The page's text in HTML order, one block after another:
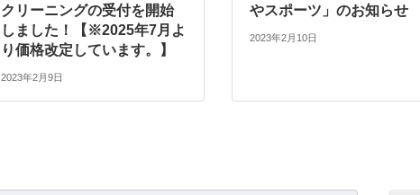
クリーニングの受付を開始
しました！【※2025年7月よ
り価格改定しています。】
2023年2月9日
やスポーツ」のお知らせ
2023年2月10日